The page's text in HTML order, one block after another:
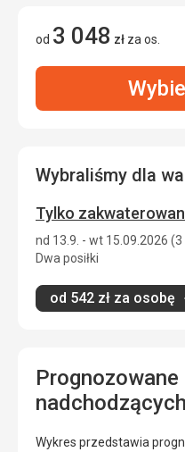
od 3 048 zł za os.
Wybraliśmy dla
Tylko
nd 13.9. - wt 15.09.2026 (3
Dwa posiłki
od 542 zł za osobę
Wykres przedstawia